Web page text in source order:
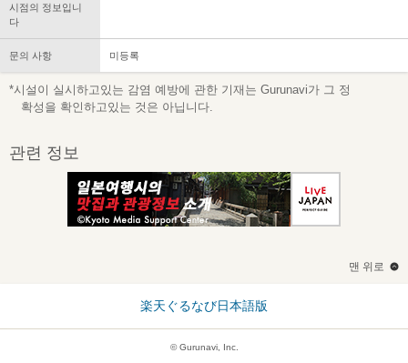
시점의 정보입니
다
문의 사항 미등록
*시설이 실시하고있는 감염 예방에 관한 기재는 Gurunavi가 그 정
확성을 확인하고있는 것은 아닙니다.
관련 정보
맨 위로
楽天ぐるなび日本語版
© Gurunavi, Inc.